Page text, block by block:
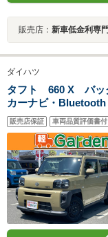
販売店： 新車低金利専
ダイハツ
タフト 660 X バッ
カーナビ・
ルセグTV・CD/DVD
ト・ベンチシート・
販売店保証 車両品質評価書付